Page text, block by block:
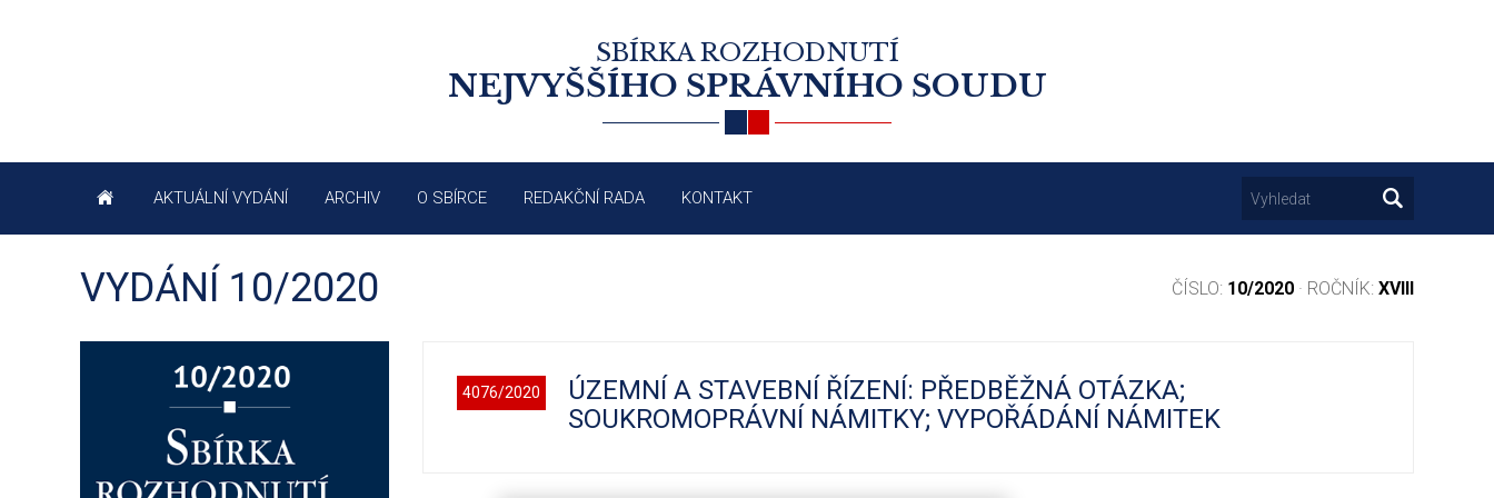
SBÍRKA ROZHODNUTÍ
NEJVYŠŠÍHO SPRÁVNÍHO SOUDU
AKTUÁLNÍ VYDÁNÍ ARCHIV O SBÍRCE REDAKČNÍ RADA KONTAKT
VYDÁNÍ 10/2020 ČÍSLO: 10/2020 · ROČNÍK: XVIII
4076/2020
ÚZEMNÍ A STAVEBNÍ ŘÍZENÍ: PŘEDBĚŽNÁ OTÁZKA;
SOUKROMOPRÁVNÍ NÁMITKY; VYPOŘÁDÁNÍ NÁMITEK